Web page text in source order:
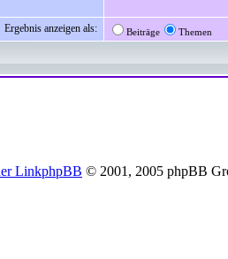
Ergebnis anzeigen als: Beiträge Themen
phpBB © 2001, 2005 phpBB